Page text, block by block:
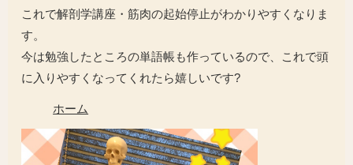
これで解剖学講座・筋肉の起始停止がわかりやすくなりま
す。
今は勉強したところの単語帳も作っているので、これで頭
に入りやすくなってくれたら嬉しいです?
ホーム